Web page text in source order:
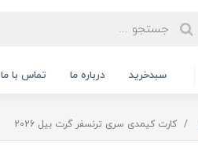
سبدخرید درباره ما تماس با ما
کارت کیمدی سری ترنسفر گرت بیل 2026